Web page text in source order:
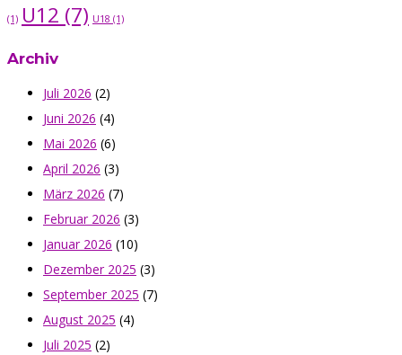
(1) U12 (7) U18 (1)
Archiv
Juli 2026 (2)
Juni 2026 (4)
Mai 2026 (6)
April 2026 (3)
März 2026 (7)
Februar 2026 (3)
Januar 2026 (10)
Dezember 2025 (3)
September 2025 (7)
August 2025 (4)
Juli 2025 (2)